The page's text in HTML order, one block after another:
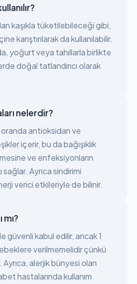
kaşıkla tüketilebileceği gibi,
karıştırılarak da kullanılabilir.
yoğurt veya tahıllarla birlikte
doğal tatlandırıcı olarak
nelerdir?
oranda antioksidan ve
içerir, bu da bağışıklık
ve enfeksiyonların
Ayrıca sindirimi
verici etkileriyle de bilinir.
mı?
güvenli kabul edilir, ancak 1
verilmemelidir çünkü
Ayrıca, alerjik bünyesi olan
hastalarında kullanım